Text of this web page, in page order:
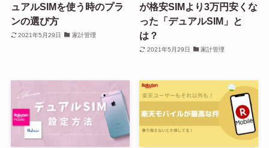
ュアルSIMを使う時のプラ
ンの選び方
2021年5月29日 家計管理
が格安SIMより3万円安くな
った「デュアルSIM」と
は？
2021年5月29日 家計管理